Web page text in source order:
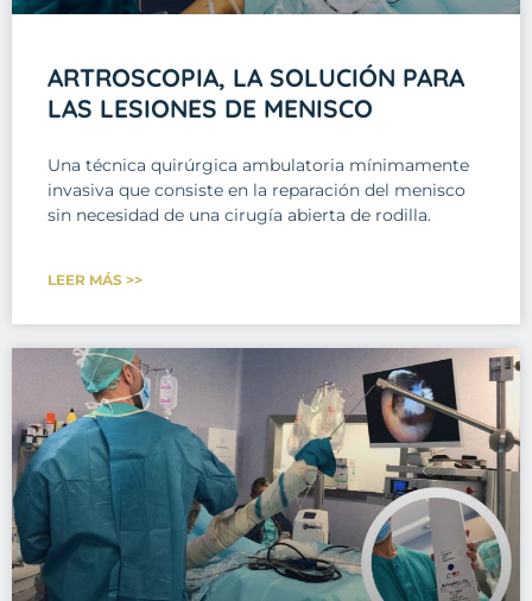
ARTROSCOPIA, LA SOLUCIÓN PARA
LAS LESIONES DE MENISCO
Una técnica quirúrgica ambulatoria mínimamente
invasiva que consiste en la reparación del menisco
sin necesidad de una cirugía abierta de rodilla.
LEER MÁS >>